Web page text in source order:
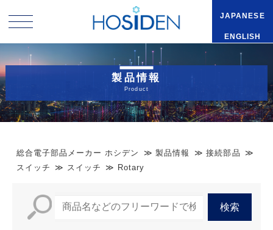
JAPANESE
ENGLISH
製品情報
Product
総合電子部品メーカー ホシデン 製品情報
接続部品
スイッチ
スイッチ Rotary